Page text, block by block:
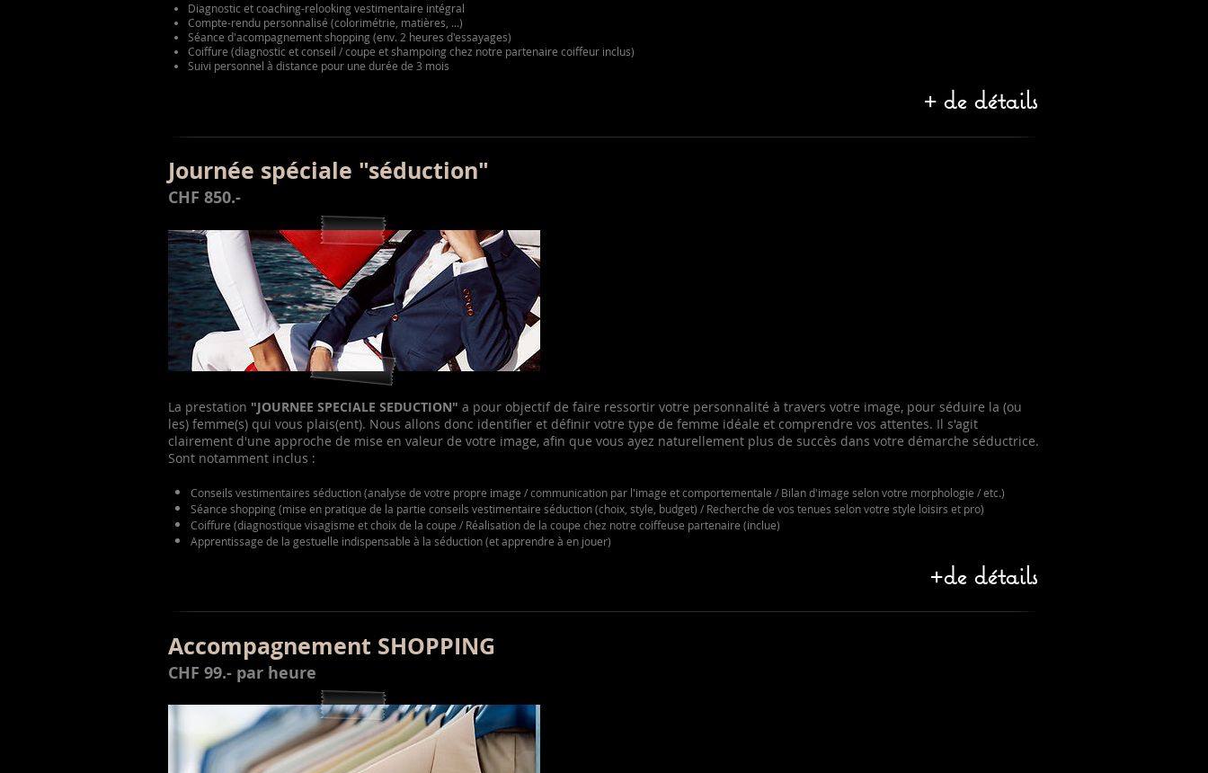
Diagnostic et coaching-relooking vestimentaire intégral
Compte-rendu personnalisé (colorimétrie, matières, ...)
Séance d'acompagnement shopping (env. 2 heures d'essayages)
Coiffure (diagnostic et conseil / coupe et shampoing chez notre partenaire coiffeur inclus)
Suivi personnel à distance pour une durée de 3 mois
+ de détails
Journée spéciale "séduction"
CHF 850.-
La prestation "JOURNEE SPECIALE SEDUCTION" a pour objectif de faire ressortir votre personnalité à travers votre image, pour séduire la (ou
les) femme(s) qui vous plais(ent). Nous allons donc identifier et définir votre type de femme idéale et comprendre vos attentes. Il s'agit
clairement d'une approche de mise en valeur de votre image, afin que vous ayez naturellement plus de succès dans votre démarche séductrice.
Sont notamment inclus :
Conseils vestimentaires séduction (analyse de votre propre image / communication par l'image et comportementale / Bilan d'image selon votre morphologie / etc.)
Séance shopping (mise en pratique de la partie conseils vestimentaire séduction (choix, style, budget) / Recherche de vos tenues selon votre style loisirs et pro)
Coiffure (diagnostique visagisme et choix de la coupe / Réalisation de la coupe chez notre coiffeuse partenaire (inclue)
Apprentissage de la gestuelle indispensable à la séduction (et apprendre à en jouer)
+de détails
Accompagnement SHOPPING
CHF 99.- par heure